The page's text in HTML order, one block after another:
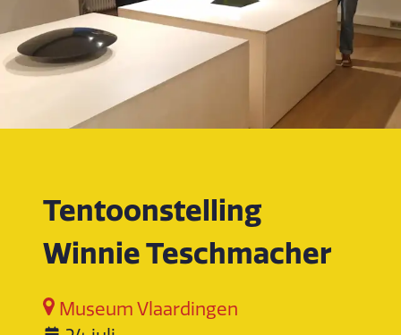
Tentoonstelling
Winnie Teschmacher
Museum Vlaardingen